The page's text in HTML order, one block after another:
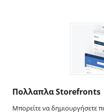
Πολλαπλα Storefronts
Μπορείτε να δημιουργήσετε